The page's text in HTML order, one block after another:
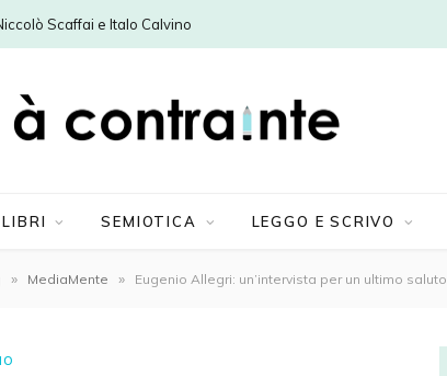
Scaffai e Italo Calvino
LIBRI SEMIOTICA LEGGO E SCRIVO
» MediaMente » Eugenio Allegri: un’intervista per un ultimo saluto